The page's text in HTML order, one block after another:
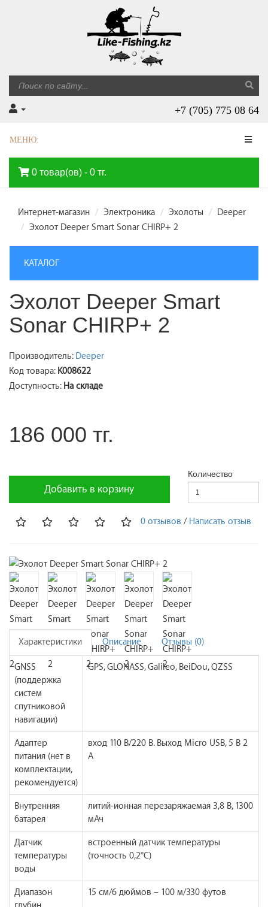
+7 (705) 775 08 64
МЕНЮ:
0 товар(ов) - 0 тг.
Интернет-магазин Электроника Эхолоты
Deeper
Эхолот Deeper Smart Sonar CHIRP+ 2
КАТАЛОГ
Эхолот Deeper Smart
Sonar CHIRP+ 2
Производитель: Deeper
Код товара: K008622
Доступность: На складе
186 000 тг.
Добавить в корзину
Количество
0 отзывов / Написать отзыв
Характеристики Описание Отзывы (0)
GNSS
(поддержка
систем
спутниковой
навигации)
GPS, GLONASS, Galileo, BeiDou, QZSS
Адаптер
питания (нет в
комплектации,
рекомендуется)
вход 110 В/220 В. Выход Micro USB, 5 В 2
А
Внутренняя
батарея
литий-ионная перезаряжаемая 3,8 В, 1300
мАч
Датчик
температуры
воды
встроенный датчик температуры
(точность 0,2°C)
Диапазон
15 см/6 дюймов – 100 м/330 футов